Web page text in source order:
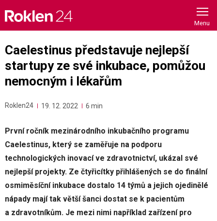
content
Caelestinus představuje nejlepší
startupy ze své inkubace, pomůžou
nemocným i lékařům
Roklen24 19. 12. 2022 6 min
První ročník mezinárodního inkubačního programu
Caelestinus, který se zaměřuje na podporu
technologických inovací ve zdravotnictví, ukázal své
nejlepší projekty. Ze čtyřicítky přihlášených se do finální
osmiměsíční inkubace dostalo 14 týmů a jejich ojedinělé
nápady mají tak větší šanci dostat se k pacientům
a zdravotníkům. Je mezi nimi například zařízení pro